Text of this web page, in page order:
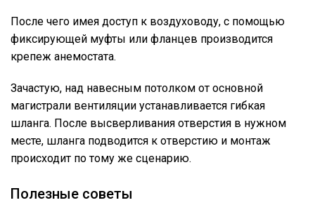
После чего имея доступ к воздуховоду, с помощью
фиксирующей муфты или фланцев производится
крепеж анемостата.
Зачастую, над навесным потолком от основной
магистрали вентиляции устанавливается гибкая
шланга. После высверливания отверстия в нужном
месте, шланга подводится к отверстию и монтаж
происходит по тому же сценарию.
Полезные советы